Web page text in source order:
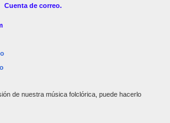
Cuenta de correo.
de nuestra música folclórica, puede hacerlo